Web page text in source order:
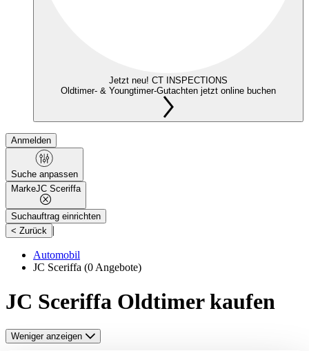
Jetzt neu! CT INSPECTIONS
Oldtimer- & Youngtimer-Gutachten jetzt online buchen
Anmelden
Suche anpassen
MarkeJC Sceriffa
Suchauftrag einrichten
< Zurück |
Automobil
JC Sceriffa (0 Angebote)
JC Sceriffa Oldtimer kaufen
Weniger anzeigen